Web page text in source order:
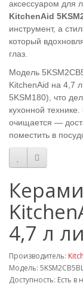
аксессуаром для
KitchenAid
инструмент, а
который
глаз.
Модель
KitchenAid на 4,7
5KSM180), что
кухонной
очищается —
поместить в
4,7 л
Производитель:
Модель:
Доступность: Есть в